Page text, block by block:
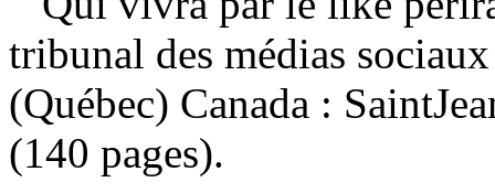
tribunal des médias
(Québec) Canada :
(140 pages).